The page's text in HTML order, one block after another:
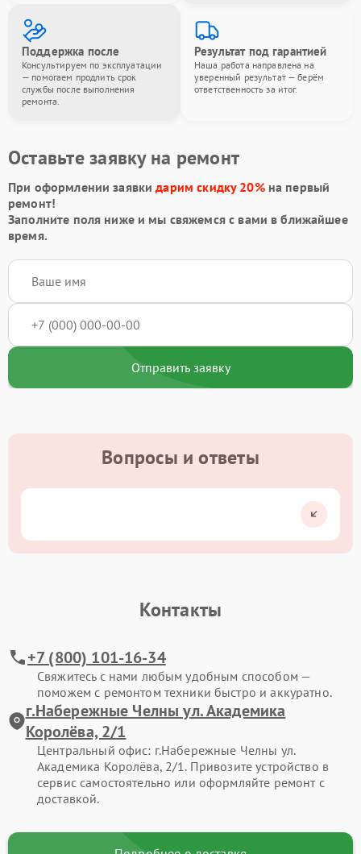
Поддержка после
Консультируем по эксплуатации
— помогаем продлить срок
службы после выполнения
ремонта.
Результат под гарантией
Наша работа направлена на
уверенный результат — берём
ответственность за итог.
Оставьте заявку на ремонт
При оформлении заявкидарим скидку 20%на первый
ремонт!
Заполните поля ниже и мы свяжемся с вами в ближайшее
время.
Отправить заявку
Вопросы и ответы
Контакты
+7 (800) 101-16-34
Свяжитесь с нами любым удобным способом —
поможем с ремонтом техники быстро и аккуратно.
г.Набережные Челны ул. Академика
Королёва, 2/1
Центральный офис: г.Набережные Челны ул.
Академика Королёва, 2/1. Привозите устройство в
сервис самостоятельно или оформляйте ремонт с
доставкой.